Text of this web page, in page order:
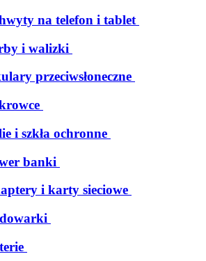
na telefon i tablet
i walizki
przeciwsłoneczne
i szkła ochronne
banki
i karty sieciowe